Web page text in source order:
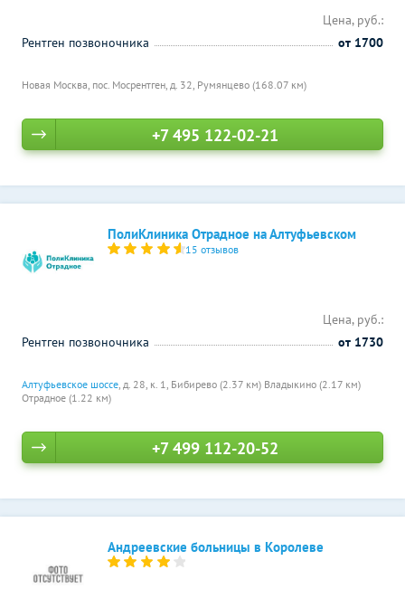
Новая Москва, пос. Мосрентген, д. 32, Румянцево (168.07 км)
Цена, руб.:
Рентген позвоночника
от 1700
+7 495 122-02-21
ПолиКлиника Отрадное на Алтуфьевском
15 отзывов
Алтуфьевское шоссе, д. 28, к. 1, Бибирево (2.37 км) Владыкино (2.17 км)
Отрадное (1.22 км)
Цена, руб.:
Рентген позвоночника
от 1730
+7 499 112-20-52
Андреевские больницы в Королеве